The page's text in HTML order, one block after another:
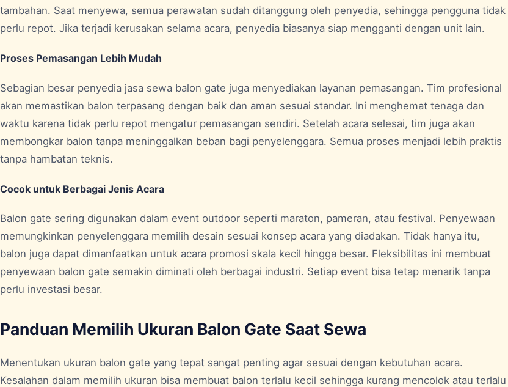
tambahan. Saat menyewa, semua perawatan sudah ditanggung oleh penyedia, sehingga pengguna tidak
perlu repot. Jika terjadi kerusakan selama acara, penyedia biasanya siap mengganti dengan unit lain.
Proses Pemasangan Lebih Mudah
Sebagian besar penyedia jasa sewa balon gate juga menyediakan layanan pemasangan. Tim profesional
akan memastikan balon terpasang dengan baik dan aman sesuai standar. Ini menghemat tenaga dan
waktu karena tidak perlu repot mengatur pemasangan sendiri. Setelah acara selesai, tim juga akan
membongkar balon tanpa meninggalkan beban bagi penyelenggara. Semua proses menjadi lebih praktis
tanpa hambatan teknis.
Cocok untuk Berbagai Jenis Acara
Balon gate sering digunakan dalam event outdoor seperti maraton, pameran, atau festival. Penyewaan
memungkinkan penyelenggara memilih desain sesuai konsep acara yang diadakan. Tidak hanya itu,
balon juga dapat dimanfaatkan untuk acara promosi skala kecil hingga besar. Fleksibilitas ini membuat
penyewaan balon gate semakin diminati oleh berbagai industri. Setiap event bisa tetap menarik tanpa
perlu investasi besar.
Panduan Memilih Ukuran Balon Gate Saat Sewa
Menentukan ukuran balon gate yang tepat sangat penting agar sesuai dengan kebutuhan acara.
Kesalahan dalam memilih ukuran bisa membuat balon terlalu kecil sehingga kurang mencolok atau terlalu